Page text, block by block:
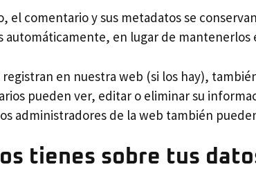
el comentario y sus metadatos se
automáticamente, en lugar de mantenerlos
registran en nuestra web (si los hay),
pueden ver, editar o eliminar su
administradores de la web también
tienes sobre tus